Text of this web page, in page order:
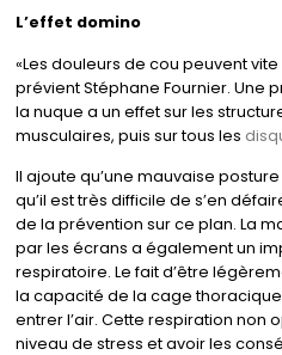
L’effet domino
«Les douleurs de cou peuvent
prévient Stéphane Fournier. Une
la nuque a un effet sur les
musculaires, puis sur tous les
Il ajoute qu’une mauvaise
qu’il est très difficile de s’en
de la prévention sur ce plan. La
par les écrans a également un
respiratoire. Le fait d’être
la capacité de la cage
entrer l’air. Cette respiration non
niveau de stress et avoir les